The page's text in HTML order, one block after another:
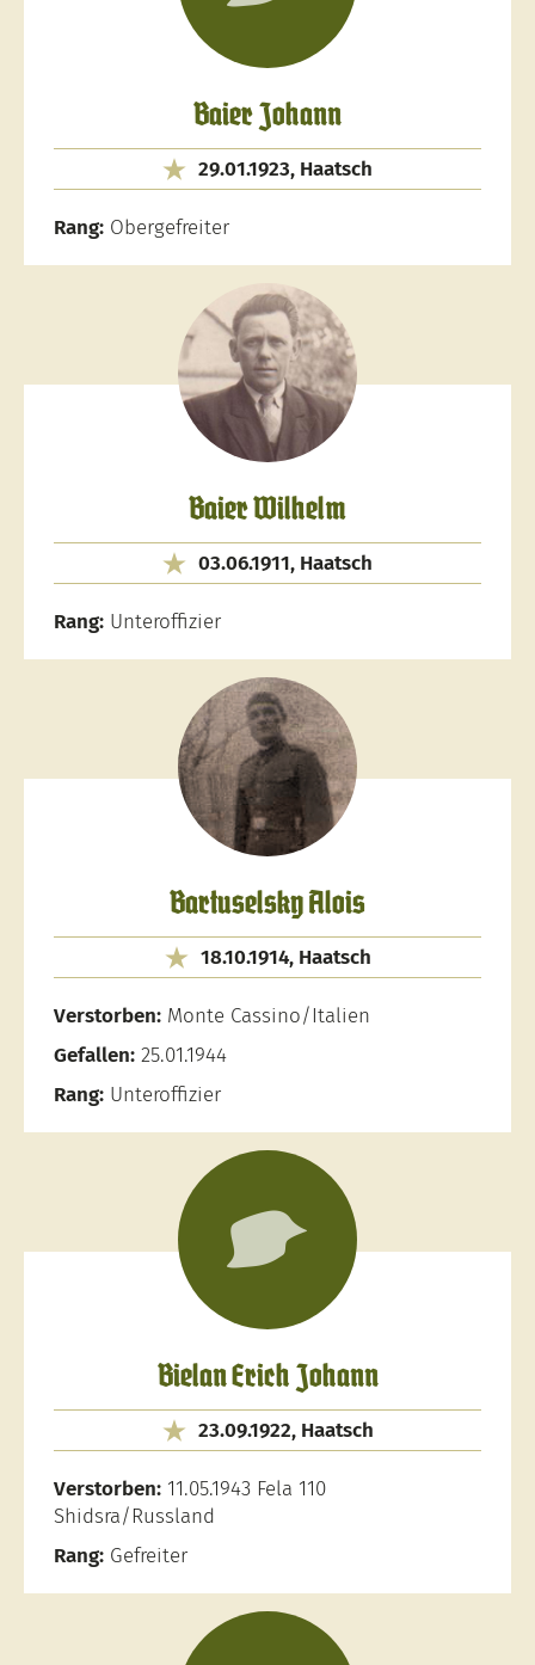
Baier Johann
29.01.1923, Haatsch
Rang: Obergefreiter
Baier Wilhelm
03.06.1911, Haatsch
Rang: Unteroffizier
Bartuselsky Alois
18.10.1914, Haatsch
Verstorben: Monte Cassino/Italien
Gefallen: 25.01.1944
Rang: Unteroffizier
Bielan Erich Johann
23.09.1922, Haatsch
Verstorben: 11.05.1943 Fela 110
Shidsra/Russland
Rang: Gefreiter